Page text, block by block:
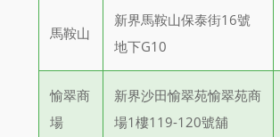
馬鞍山
新界馬鞍山保泰街16號
地下G10
愉翠商
場
新界沙田愉翠苑愉翠苑商
場1樓119-120號舖